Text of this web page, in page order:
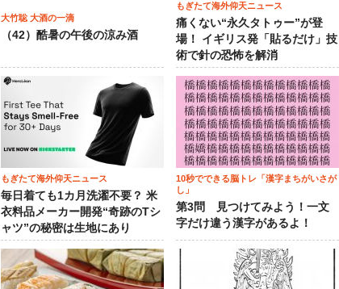
大竹聡 大酒の一滴
（42）酷暑の午後の涼み酒
もぎたて海外仰天ニュース
痛くない“永久タトゥー”が登
場！ イギリス発「貼るだけ」技
術で針の恐怖を解消
もぎたて海外仰天ニュース
毎日着ても1カ月洗濯不要？ 米
衣料品メーカー開発“奇跡のTシ
ャツ”の秘密は生地にあり
10秒でできる脳トレ「漢字まちがいさが
し」
第3問 見つけてみよう！一文
字だけ違う漢字があるよ！